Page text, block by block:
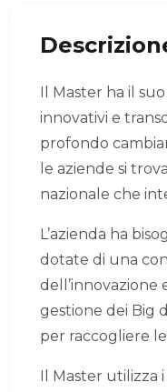
Il Master ha il
innovativi e
profondo
le aziende si
nazionale che
L’azienda ha
dotate di una
dell’innovazione
gestione dei Big
per raccogliere
Il Master utilizza